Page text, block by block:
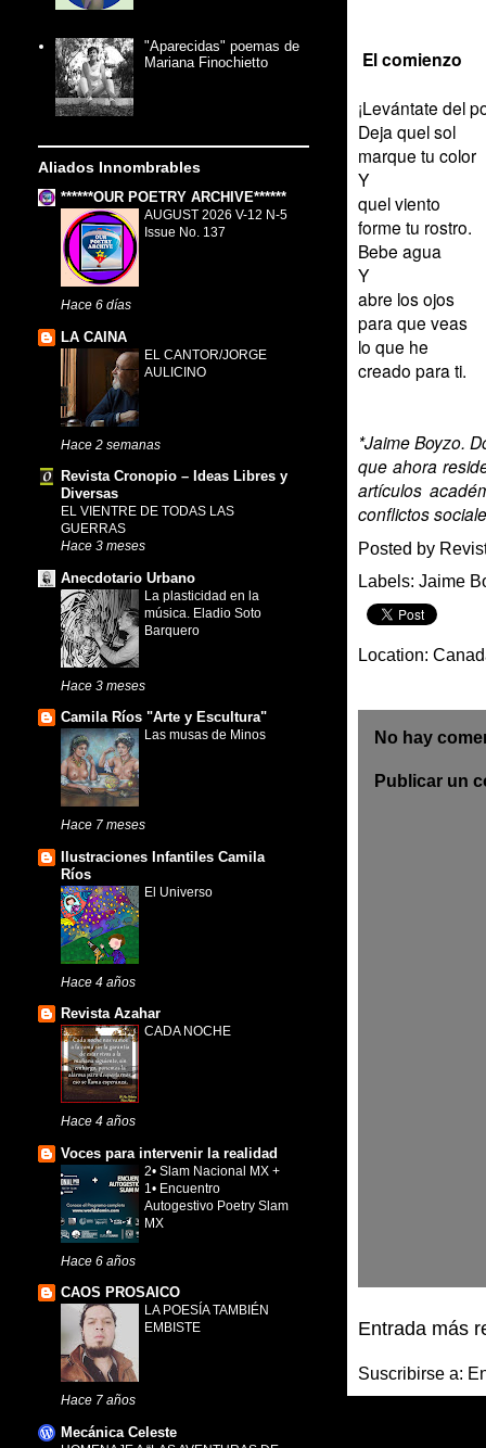
El comienzo
¡Levántate del
Deja quel sol
marque tu color
Y
quel viento
forme tu rostro.
Bebe agua
Y
abre los ojos
para que veas
lo que he
creado para ti.
*Jaime Boyzo.
que ahora
artículos
conflictos
Posted by
Labels: Jaime
Location:
No hay
Publicar un
Entrada más
Suscribirse a:
"Aparecidas" poemas de
Mariana Finochietto
Aliados Innombrables
******OUR POETRY ARCHIVE******
AUGUST 2026 V-12 N-5
Issue No. 137
Hace 6 días
LA CAINA
EL CANTOR/JORGE
AULICINO
Hace 2 semanas
Revista Cronopio – Ideas Libres y
Diversas
EL VIENTRE DE TODAS LAS
GUERRAS
Hace 3 meses
Anecdotario Urbano
La plasticidad en la
música. Eladio Soto
Barquero
Hace 3 meses
Camila Ríos "Arte y Escultura"
Las musas de Minos
Hace 7 meses
Ilustraciones Infantiles Camila
Ríos
El Universo
Hace 4 años
Revista Azahar
CADA NOCHE
Hace 4 años
Voces para intervenir la realidad
2• Slam Nacional MX +
1• Encuentro
Autogestivo Poetry Slam
MX
Hace 6 años
CAOS PROSAICO
LA POESÍA TAMBIÉN
EMBISTE
Hace 7 años
Mecánica Celeste